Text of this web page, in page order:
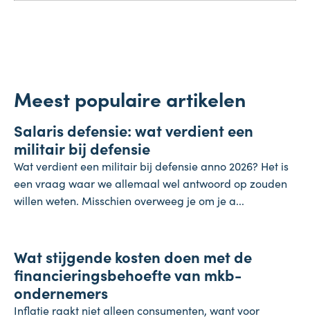
Meest populaire artikelen
7 augustus 2026
Salaris defensie: wat verdient een
militair bij defensie
Wat verdient een militair bij defensie anno 2026? Het is
een vraag waar we allemaal wel antwoord op zouden
willen weten. Misschien overweeg je om je a...
4 augustus 2026
Wat stijgende kosten doen met de
financieringsbehoefte van mkb-
ondernemers
Inflatie raakt niet alleen consumenten, want voor